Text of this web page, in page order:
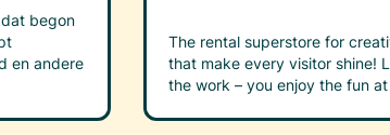
begon
en andere
The rental superstore for
that make every visitor shine!
the work – you enjoy the fun